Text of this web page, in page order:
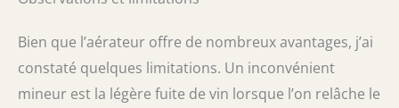
Bien que l’aérateur offre de nombreux avantages, j’ai
constaté quelques limitations. Un inconvénient
mineur est la légère fuite de vin lorsque l’on relâche le